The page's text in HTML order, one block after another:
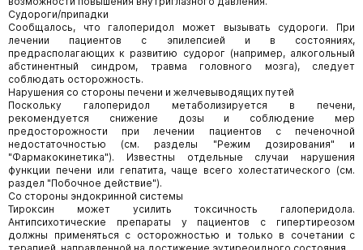
Судороги/припадки
Сообщалось, что галоперидол может вызывать судороги. При
лечении пациентов с эпилепсией и в состояниях,
предрасполагающих к развитию судорог (например, алкогольный
абстинентный синдром, травма головного мозга), следует
соблюдать осторожность.
Нарушения со стороны печени и желчевыводящих путей
Поскольку галоперидол метаболизируется в печени,
рекомендуется снижение дозы и соблюдение мер
предосторожности при лечении пациентов с печеночной
недостаточностью (см. разделы "Режим дозирования" и
"Фармакокинетика"). Известны отдельные случаи нарушения
функции печени или гепатита, чаще всего холестатического (см.
раздел "Побочное действие").
Со стороны эндокринной системы
Тироксин может усилить токсичность галоперидола.
Антипсихотические препараты у пациентов с гипертиреозом
должны применяться с осторожностью и только в сочетании с